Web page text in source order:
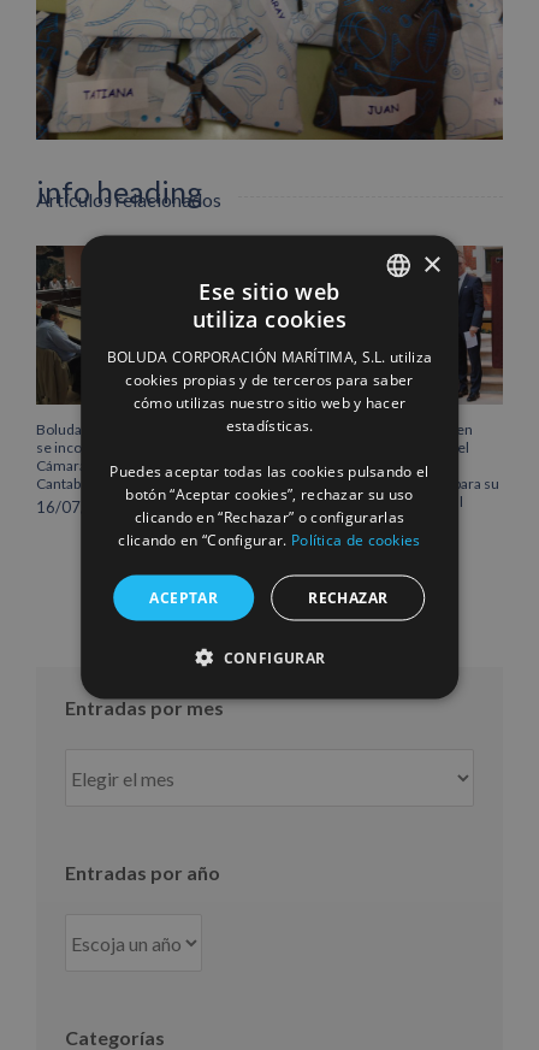
info heading
info content
Facebook LinkedInWhatsApp
PinterestCorreo
electrónico
Artículos relacionados
Boluda Corporación Marítima
se incorpora al Pleno de la
Cámara de Comercio de
Cantabria
16/07/2026
Boluda inaugura su sede en
Róterdam, consolidando el
norte de Europa como un
centro estratégico clave para su
crecimiento internacional
10/07/2026
Entradas por mes
por
Entradas por año
Categorías
ENGLISH
FRENCH
×
Ese sitio web
utiliza cookies
BOLUDA CORPORACIÓN MARÍTIMA, S.L. utiliza
cookies propias y de terceros para saber
cómo utilizas nuestro sitio web y hacer
estadísticas.
Puedes aceptar todas las cookies pulsando el
botón “Aceptar cookies”, rechazar su uso
clicando en “Rechazar” o configurarlas
clicando en “Configurar. Política de cookies
ACEPTAR RECHAZAR
CONFIGURAR